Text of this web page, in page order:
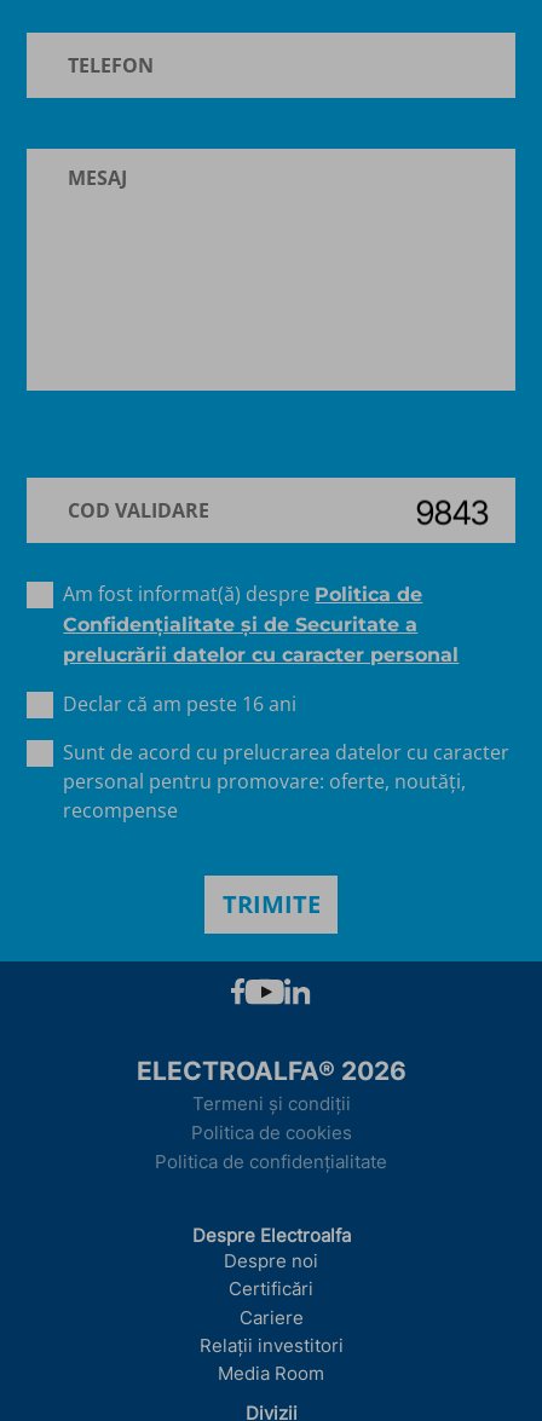
Am fost informat(ă) despre Politica de
Confidențialitate şi de Securitate a
prelucrării datelor cu caracter personal
Declar că am peste 16 ani
Sunt de acord cu prelucrarea datelor cu caracter
personal pentru promovare: oferte, noutăți,
recompense
ELECTROALFA® 2026
Termeni și condiții
Politica de cookies
Politica de confidențialitate
Despre Electroalfa
Despre noi
Certificări
Cariere
Relații investitori
Media Room
Divizii